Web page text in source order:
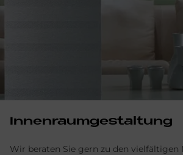
Innenraumgestaltung
Wir beraten Sie gern zu den vielfältigen